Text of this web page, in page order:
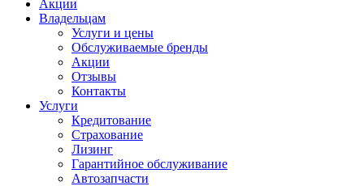
Акции
Владельцам
Услуги и цены
Обслуживаемые бренды
Акции
Отзывы
Контакты
Услуги
Кредитование
Страхование
Лизинг
Гарантийное обслуживание
Автозапчасти